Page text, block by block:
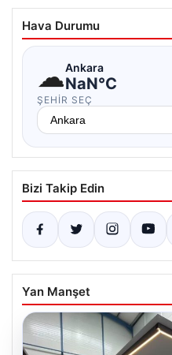
Hava Durumu
☁Ankara
NaN°C
ŞEHIR SEÇ
Bizi Takip Edin
Yan Manşet